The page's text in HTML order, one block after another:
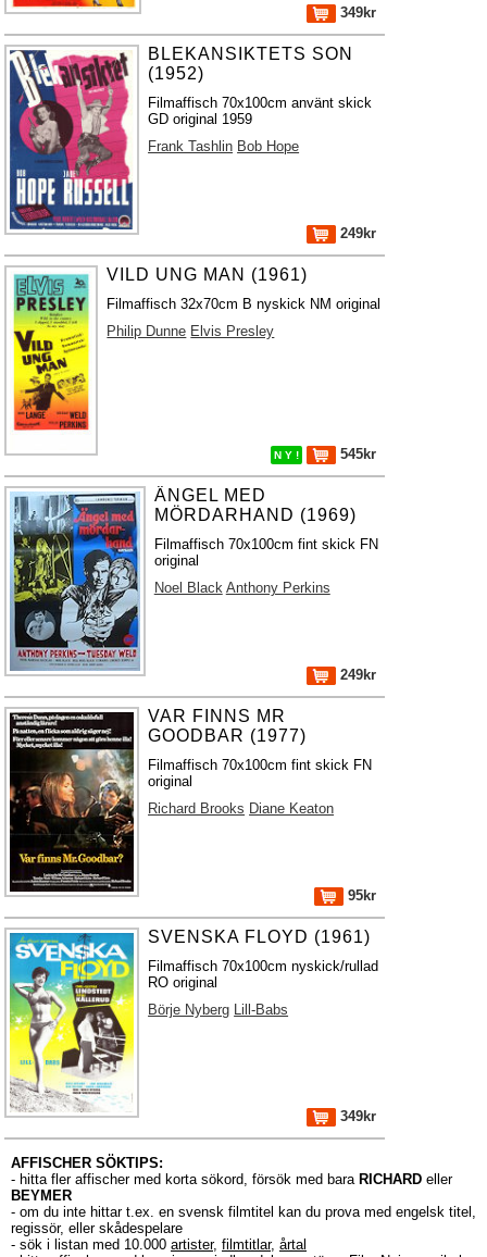
349kr
BLEKANSIKTETS SON
(1952)
Filmaffisch 70x100cm använt skick
GD original 1959
Frank Tashlin Bob Hope
249kr
VILD UNG MAN (1961)
Filmaffisch 32x70cm B nyskick NM original
Philip Dunne Elvis Presley
N Y ! 545kr
ÄNGEL MED
MÖRDARHAND (1969)
Filmaffisch 70x100cm fint skick FN
original
Noel Black Anthony Perkins
249kr
VAR FINNS MR
GOODBAR (1977)
Filmaffisch 70x100cm fint skick FN
original
Richard Brooks Diane Keaton
95kr
SVENSKA FLOYD (1961)
Filmaffisch 70x100cm nyskick/rullad
RO original
Börje Nyberg Lill-Babs
349kr
AFFISCHER SÖKTIPS:
- hitta fler affischer med korta sökord, försök med bara RICHARD eller
BEYMER
- om du inte hittar t.ex. en svensk filmtitel kan du prova med engelsk titel,
regissör, eller skådespelare
- sök i listan med 10.000 artister, filmtitlar, årtal